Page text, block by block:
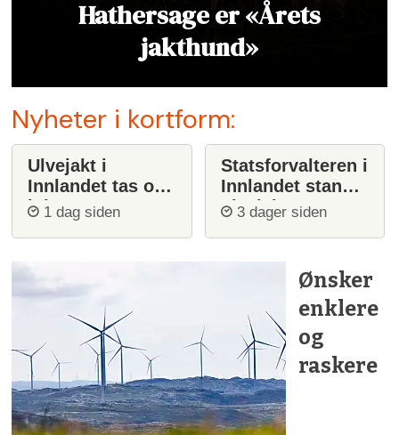
Hathersage er «Årets
jakthund»
Nyheter i kortform:
Ulvejakt i
Innlandet tas opp
igjen
1 dag siden
Statsforvalteren i
Innlandet stanser
ulvejakt
3 dager siden
Ønsker
enklere
og
raskere